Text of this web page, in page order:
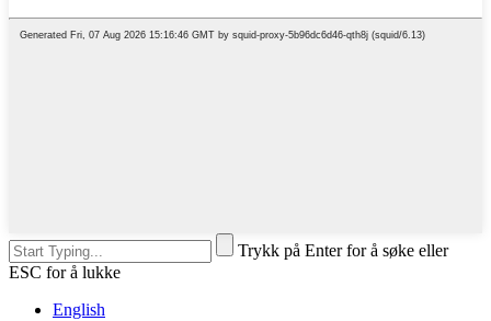
Trykk på Enter for å søke eller
ESC for å lukke
English